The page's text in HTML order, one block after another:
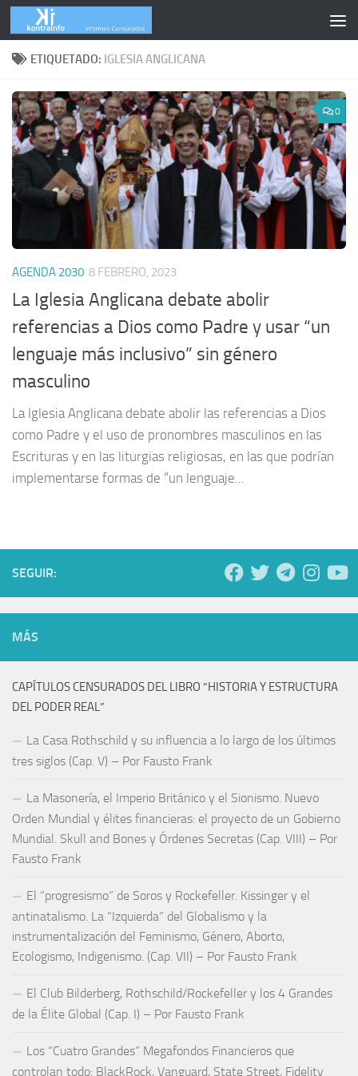
Skip to content
ETIQUETADO: IGLESIA ANGLICANA
0
AGENDA 2030 8 FEBRERO, 2023
La Iglesia Anglicana debate abolir
referencias a Dios como Padre y usar “un
lenguaje más inclusivo” sin género
masculino
La Iglesia Anglicana debate abolir las referencias a Dios
como Padre y el uso de pronombres masculinos en las
Escrituras y en las liturgias religiosas, en las que podrían
implementarse formas de “un lenguaje...
SEGUIR:
MÁS
CAPÍTULOS CENSURADOS DEL LIBRO “HISTORIA Y ESTRUCTURA
DEL PODER REAL”
La Casa Rothschild y su influencia a lo largo de los últimos
tres siglos (Cap. V) – Por Fausto Frank
La Masonería, el Imperio Británico y el Sionismo. Nuevo
Orden Mundial y élites financieras: el proyecto de un Gobierno
Mundial. Skull and Bones y Órdenes Secretas (Cap. VIII) – Por
Fausto Frank
El “progresismo” de Soros y Rockefeller. Kissinger y el
antinatalismo. La “Izquierda” del Globalismo y la
instrumentalización del Feminismo, Género, Aborto,
Ecologismo, Indigenismo. (Cap. VII) – Por Fausto Frank
El Club Bilderberg, Rothschild/Rockefeller y los 4 Grandes
de la Élite Global (Cap. I) – Por Fausto Frank
Los “Cuatro Grandes” Megafondos Financieros que
controlan todo: BlackRock, Vanguard, State Street, Fidelity